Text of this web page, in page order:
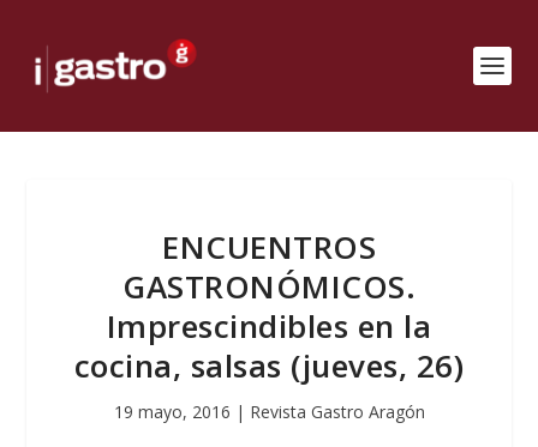
ENCUENTROS
GASTRONÓMICOS.
Imprescindibles en la
cocina, salsas (jueves, 26)
19 mayo, 2016 | Revista Gastro Aragón